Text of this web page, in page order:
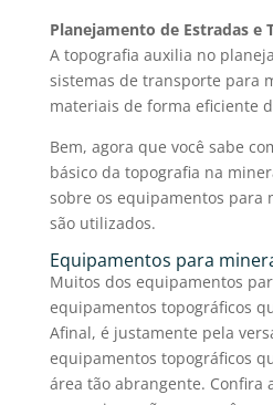
Planejamento de Estradas e
A topografia auxilia no
sistemas de transporte para
materiais de forma eficiente
Bem, agora que você sabe
básico da topografia na
sobre os equipamentos para
são utilizados.
Equipamentos para
Muitos dos equipamentos
equipamentos topográficos
Afinal, é justamente pela
equipamentos topográficos
área tão abrangente. Confira